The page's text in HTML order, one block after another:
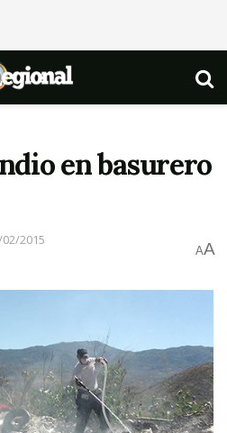
en basurero
2015
AA